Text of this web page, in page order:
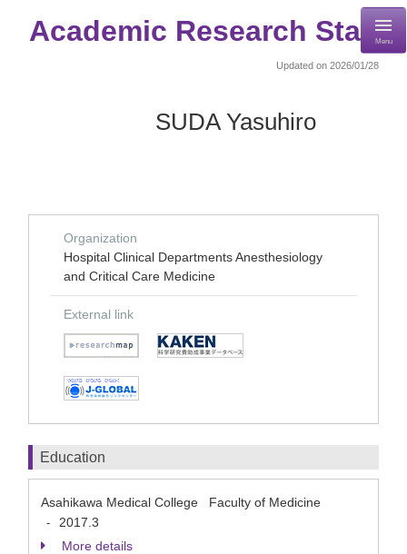
Academic Research StaffMenu
Updated on 2026/01/28
SUDA Yasuhiro
Organization
Hospital Clinical Departments Anesthesiology
and Critical Care Medicine
External link
Education
Asahikawa Medical College Faculty of Medicine
-
2017.3
More details